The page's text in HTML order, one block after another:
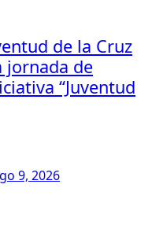
de la Cruz
jornada de
“Juventud
9, 2026